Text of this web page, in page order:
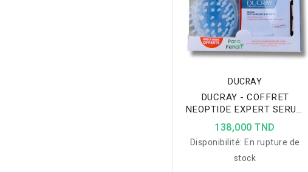
DUCRAY
DUCRAY - COFFRET
NEOPTIDE EXPERT SERUM
ANTI CHUTE ET
CROISSANCE + BROSSE DE
MASSAGE OFFERTE
138,000 TND
Disponibilité:En rupture de
stock